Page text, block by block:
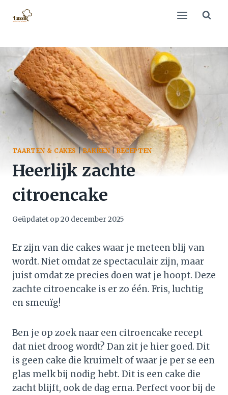
naar
TAARTEN & CAKES|BAKKEN|RECEPTEN
Heerlijk zachte
citroencake
Geüpdatet op20 december 2025
Er zijn van die cakes waar je meteen blij van
wordt. Niet omdat ze spectaculair zijn, maar
juist omdat ze precies doen wat je hoopt. Deze
zachte citroencake is er zo één. Fris, luchtig
en smeuïg!
Ben je op zoek naar een citroencake recept
dat niet droog wordt? Dan zit je hier goed. Dit
is geen cake die kruimelt of waar je per se een
glas melk bij nodig hebt. Dit is een cake die
zacht blijft, ook de dag erna. Perfect voor bij de